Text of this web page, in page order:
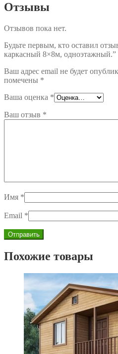
Отзывы
Отзывов пока нет.
Будьте первым, кто оставил
каркасный 8×8м, одноэтажный.”
Ваш адрес email не будет
помечены *
Ваша оценка *
Ваш отзыв *
Имя *
Email *
Похожие товары